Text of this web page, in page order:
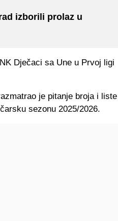
izborili prolaz u
Dječaci sa Une u Prvoj ligi
je pitanje broja i liste
sezonu 2025/2026.